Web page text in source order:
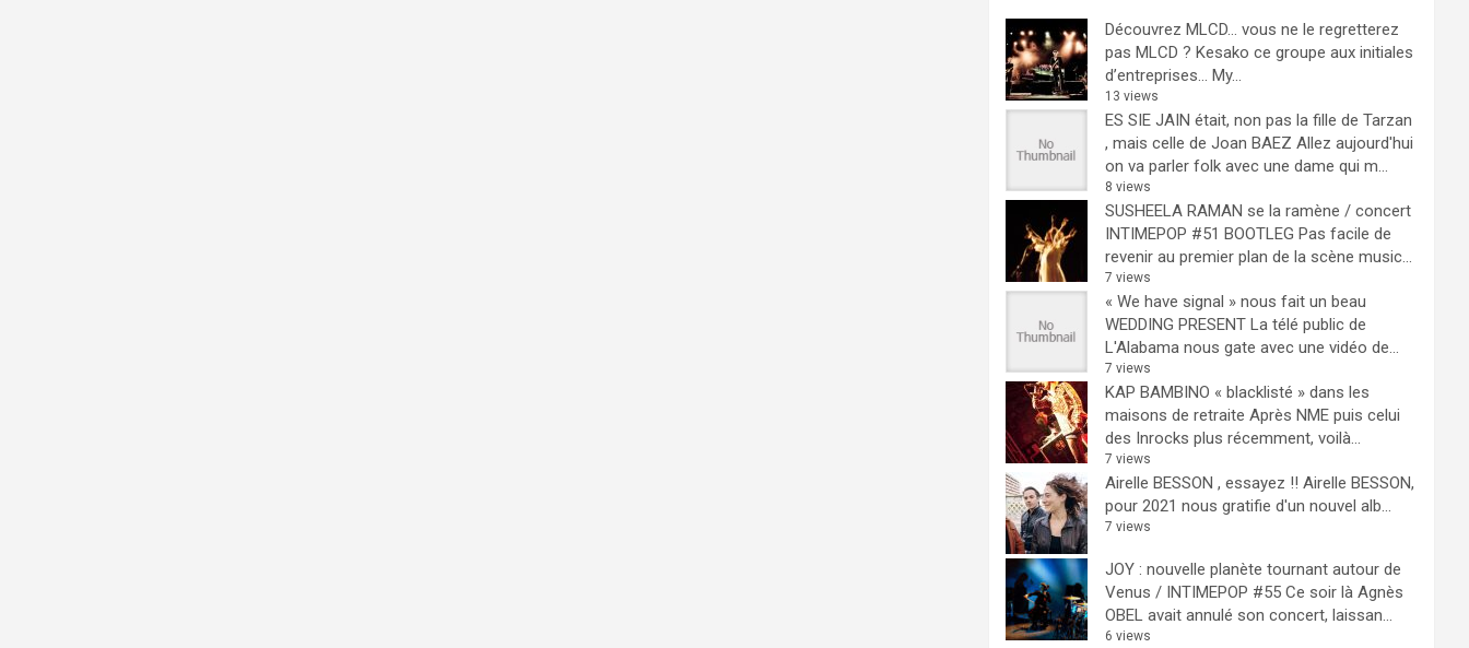
Découvrez MLCD… vous ne le regretterez
pas MLCD ? Kesako ce groupe aux initiales
d’entreprises… My...
13 views
ES SIE JAIN était, non pas la fille de Tarzan
, mais celle de Joan BAEZ Allez aujourd'hui
on va parler folk avec une dame qui m...
8 views
SUSHEELA RAMAN se la ramène / concert
INTIMEPOP #51 BOOTLEG Pas facile de
revenir au premier plan de la scène music...
7 views
« We have signal » nous fait un beau
WEDDING PRESENT La télé public de
L'Alabama nous gate avec une vidéo de...
7 views
KAP BAMBINO « blacklisté » dans les
maisons de retraite Après NME puis celui
des Inrocks plus récemment, voilà...
7 views
Airelle BESSON , essayez !! Airelle BESSON,
pour 2021 nous gratifie d'un nouvel alb...
7 views
JOY : nouvelle planète tournant autour de
Venus / INTIMEPOP #55 Ce soir là Agnès
OBEL avait annulé son concert, laissan...
6 views